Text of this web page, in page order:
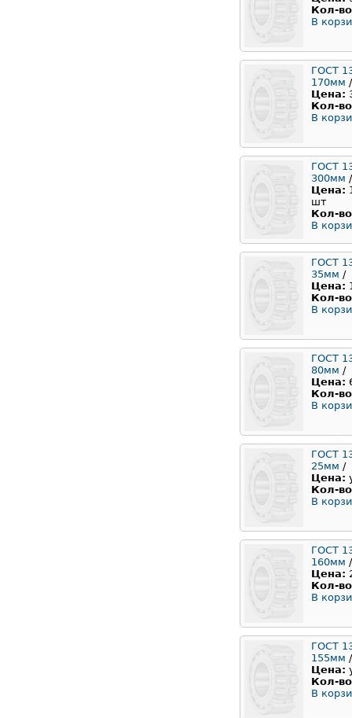
Кол-
В
ГОСТ
170мм /
Цена:
Кол-
В
ГОСТ
300мм /
Цена:
шт
Кол-
В
ГОСТ
35мм /
Цена:
Кол-
В
ГОСТ
80мм /
Цена:
Кол-
В
ГОСТ
25мм /
Цена:
Кол-
В
ГОСТ
160мм /
Цена:
Кол-
В
ГОСТ
155мм /
Цена:
Кол-
В